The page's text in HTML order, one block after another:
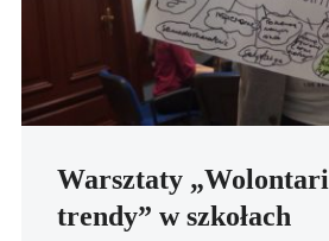
Warsztaty
trendy” w szkołach